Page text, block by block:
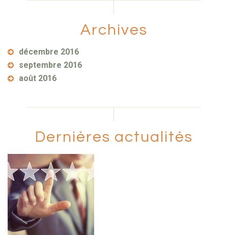
Archives
décembre 2016
septembre 2016
août 2016
Dernières actualités